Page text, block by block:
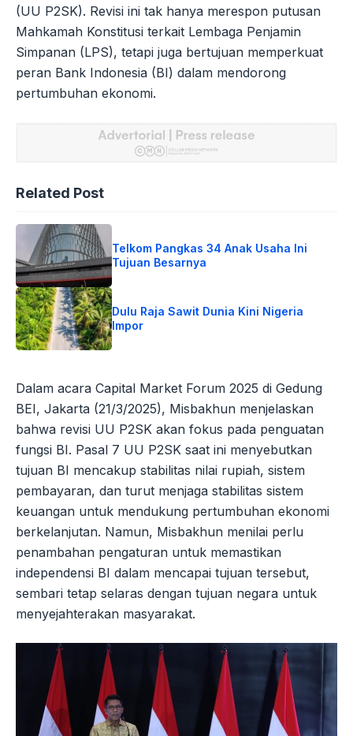
(UU P2SK). Revisi ini tak hanya merespon putusan
Mahkamah Konstitusi terkait Lembaga Penjamin
Simpanan (LPS), tetapi juga bertujuan memperkuat
peran Bank Indonesia (BI) dalam mendorong
pertumbuhan ekonomi.
Related Post
Telkom Pangkas 34 Anak Usaha Ini
Tujuan Besarnya
Dulu Raja Sawit Dunia Kini Nigeria
Impor
Dalam acara Capital Market Forum 2025 di Gedung
BEI, Jakarta (21/3/2025), Misbakhun menjelaskan
bahwa revisi UU P2SK akan fokus pada penguatan
fungsi BI. Pasal 7 UU P2SK saat ini menyebutkan
tujuan BI mencakup stabilitas nilai rupiah, sistem
pembayaran, dan turut menjaga stabilitas sistem
keuangan untuk mendukung pertumbuhan ekonomi
berkelanjutan. Namun, Misbakhun menilai perlu
penambahan pengaturan untuk memastikan
independensi BI dalam mencapai tujuan tersebut,
sembari tetap selaras dengan tujuan negara untuk
menyejahterakan masyarakat.